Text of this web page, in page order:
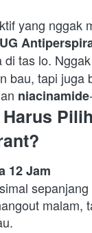
yang nggak
di tas lo.
bau, tapi juga
niacinamide
12 Jam
malam,